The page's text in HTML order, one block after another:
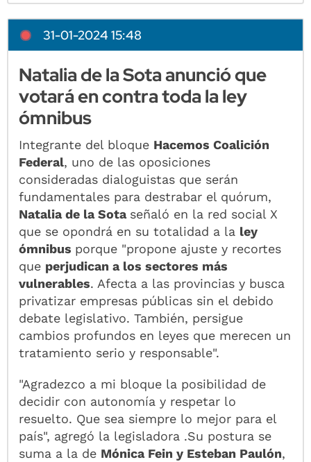
31-01-2024 15:48
Natalia de la Sota anunció que
votará en contra toda la ley
ómnibus
Integrante del bloque Hacemos Coalición
Federal, uno de las oposiciones
consideradas dialoguistas que serán
fundamentales para destrabar el quórum,
Natalia de la Sota señaló en la red social X
que se opondrá en su totalidad a la ley
ómnibus porque "propone ajuste y recortes
que perjudican a los sectores más
vulnerables. Afecta a las provincias y busca
privatizar empresas públicas sin el debido
debate legislativo. También, persigue
cambios profundos en leyes que merecen un
tratamiento serio y responsable".
"Agradezco a mi bloque la posibilidad de
decidir con autonomía y respetar lo
resuelto. Que sea siempre lo mejor para el
país", agregó la legisladora .Su postura se
suma a la de Mónica Fein y Esteban Paulón,